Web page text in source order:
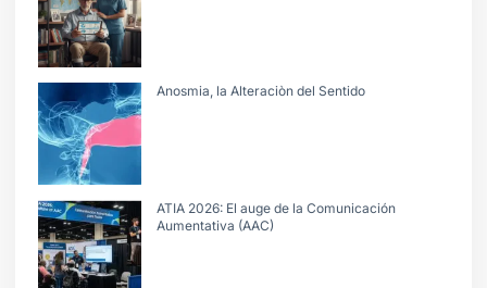
Anosmia, la Alteraciòn del Sentido
ATIA 2026: El auge de la Comunicación
Aumentativa (AAC)